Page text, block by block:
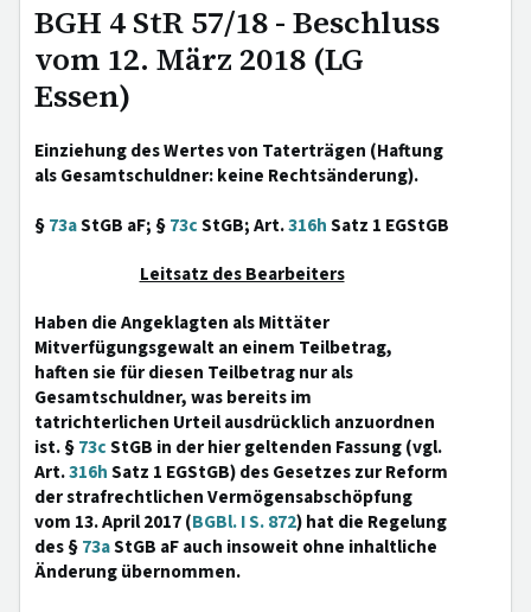
BGH 4 StR 57/18 - Beschluss
vom 12. März 2018 (LG
Essen)
Einziehung des Wertes von Taterträgen (Haftung
als Gesamtschuldner: keine Rechtsänderung).
§73aStGB aF; §73cStGB; Art.316hSatz 1 EGStGB
Leitsatz des Bearbeiters
Haben die Angeklagten als Mittäter
Mitverfügungsgewalt an einem Teilbetrag,
haften sie für diesen Teilbetrag nur als
Gesamtschuldner, was bereits im
tatrichterlichen Urteil ausdrücklich anzuordnen
ist. §73cStGB in der hier geltenden Fassung (vgl.
Art.316hSatz 1 EGStGB) des Gesetzes zur Reform
der strafrechtlichen Vermögensabschöpfung
vom 13. April 2017 (BGBl. I S. 872) hat die Regelung
des §73aStGB aF auch insoweit ohne inhaltliche
Änderung übernommen.